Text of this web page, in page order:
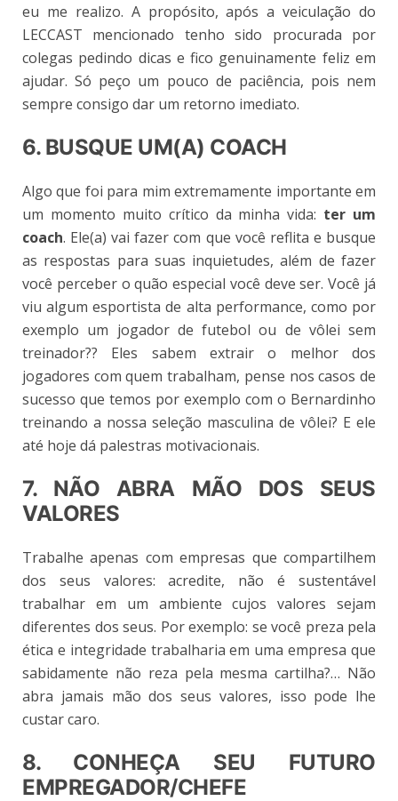
eu me realizo. A propósito, após a veiculação do
LECCAST mencionado tenho sido procurada por
colegas pedindo dicas e fico genuinamente feliz em
ajudar. Só peço um pouco de paciência, pois nem
sempre consigo dar um retorno imediato.
6. BUSQUE UM(A) COACH
Algo que foi para mim extremamente importante em
um momento muito crítico da minha vida: ter um
coach. Ele(a) vai fazer com que você reflita e busque
as respostas para suas inquietudes, além de fazer
você perceber o quão especial você deve ser. Você já
viu algum esportista de alta performance, como por
exemplo um jogador de futebol ou de vôlei sem
treinador?? Eles sabem extrair o melhor dos
jogadores com quem trabalham, pense nos casos de
sucesso que temos por exemplo com o Bernardinho
treinando a nossa seleção masculina de vôlei? E ele
até hoje dá palestras motivacionais.
7. NÃO ABRA MÃO DOS SEUS
VALORES
Trabalhe apenas com empresas que compartilhem
dos seus valores: acredite, não é sustentável
trabalhar em um ambiente cujos valores sejam
diferentes dos seus. Por exemplo: se você preza pela
ética e integridade trabalharia em uma empresa que
sabidamente não reza pela mesma cartilha?… Não
abra jamais mão dos seus valores, isso pode lhe
custar caro.
8. CONHEÇA SEU FUTURO
EMPREGADOR/CHEFE